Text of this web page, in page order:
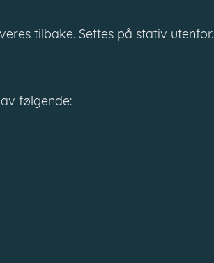
tilbake. Settes på stativ utenfor.
følgende: